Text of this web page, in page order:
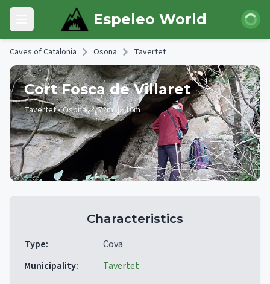
Skip to main content
Open main menu Espeleo World Login
Caves of Catalonia Osona Tavertet
Cort Fosca de Villaret
Tavertet• Osona 72m 16m
Characteristics
Type:
Cova
Municipality:
Tavertet